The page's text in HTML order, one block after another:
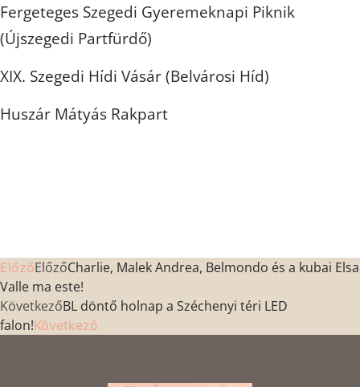
Fergeteges Szegedi Gyeremeknapi Piknik
(Újszegedi Partfürdő)
XIX. Szegedi Hídi Vásár (Belvárosi Híd)
Huszár Mátyás Rakpart
ElőzőElőzőCharlie, Malek Andrea, Belmondo és a kubai Elsa
Valle ma este!
KövetkezőBL döntő holnap a Széchenyi téri LED
falon!Következő